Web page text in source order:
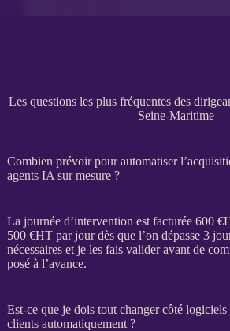
Les questions les plus fréquentes des
Seine-Maritime
Combien prévoir pour automatiser
agents IA sur mesure ?
La journée d’intervention est facturée 600 €
500 €HTpar jour dès que l’on dépasse 3
nécessaires et je les fais valider avant de
posé à l’avance.
Est-ce que je dois tout changer côté
clients automatiquement ?